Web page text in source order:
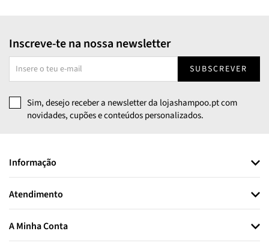
Inscreve-te na nossa newsletter
SUBSCREVER
Sim, desejo receber a newsletter da lojashampoo.pt com
novidades, cupões e conteúdos personalizados.
Informação
Atendimento
A Minha Conta